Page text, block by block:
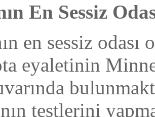
En Sessiz
en sessiz
eyaletinin
testlerini